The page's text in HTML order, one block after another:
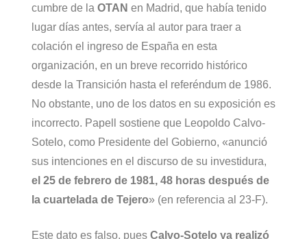
cumbre de la OTAN en Madrid, que había tenido
lugar días antes, servía al autor para traer a
colación el ingreso de España en esta
organización, en un breve recorrido histórico
desde la Transición hasta el referéndum de 1986.
No obstante, uno de los datos en su exposición es
incorrecto. Papell sostiene que Leopoldo Calvo-
Sotelo, como Presidente del Gobierno, «anunció
sus intenciones en el discurso de su investidura,
el 25 de febrero de 1981, 48 horas después de
la cuartelada de Tejero» (en referencia al 23-F).
Este dato es falso, pues Calvo-Sotelo ya realizó